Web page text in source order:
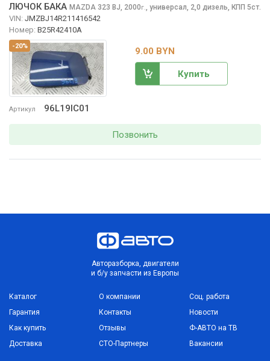
-20%
Артикул 96L19IC01
ЛЮЧОК БАКА MAZDA 323 BJ, 2000г. универсал, 2,0 дизель, КПП 5ст.
VIN: JMZBJ14R211416542
Номер: B25R42410A
9.00 BYN
Купить
Позвонить
Авторазборка, двигатели
и б/у запчасти из Европы
Каталог
Гарантия
Как купить
Доставка
О компании
Контакты
Отзывы
СТО-Партнеры
Соц. работа
Новости
Ф-АВТО на ТВ
Вакансии